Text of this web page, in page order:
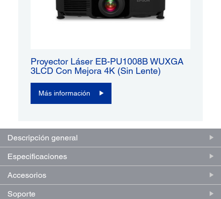
Proyector Láser EB-PU1008B WUXGA
3LCD Con Mejora 4K (sin Lente)
Más información
Descripción general
Especificaciones
Accesorios
Soporte